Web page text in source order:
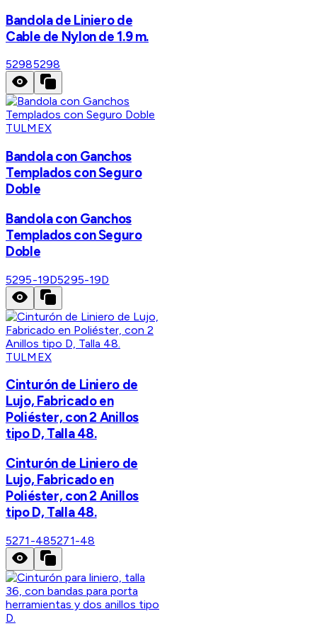
Bandola de Liniero de
Cable de Nylon de 1.9 m.
52985298
TULMEX
Bandola con Ganchos
Templados con Seguro
Doble
Bandola con Ganchos
Templados con Seguro
Doble
5295-19D5295-19D
TULMEX
Cinturón de Liniero de
Lujo, Fabricado en
Poliéster, con 2 Anillos
tipo D, Talla 48.
Cinturón de Liniero de
Lujo, Fabricado en
Poliéster, con 2 Anillos
tipo D, Talla 48.
5271-485271-48